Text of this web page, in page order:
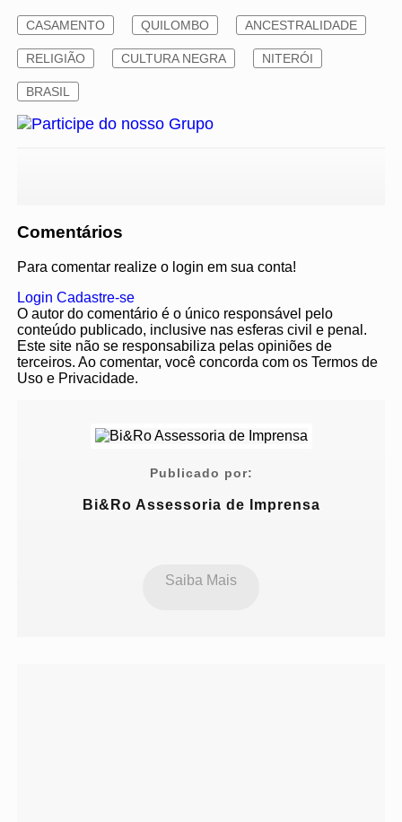
CASAMENTO QUILOMBO ANCESTRALIDADE
RELIGIÃO CULTURA NEGRA NITERÓI
BRASIL
Comentários
Para comentar realize o login em sua conta!
Login Cadastre-se
O autor do comentário é o único responsável pelo
conteúdo publicado, inclusive nas esferas civil e penal.
Este site não se responsabiliza pelas opiniões de
terceiros. Ao comentar, você concorda com os Termos de
Uso e Privacidade.
Publicado por:
Bi&Ro Assessoria de Imprensa
Saiba Mais